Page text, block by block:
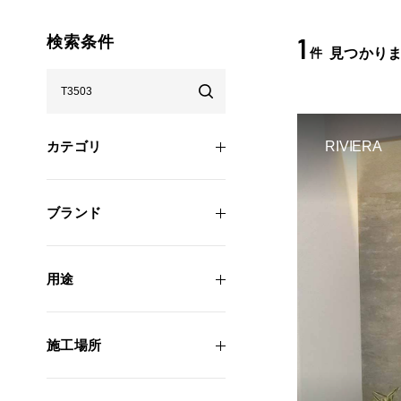
1 件 見つかり
RIVIERA
検索条件
カテゴリ
ブランド
用途
施工場所